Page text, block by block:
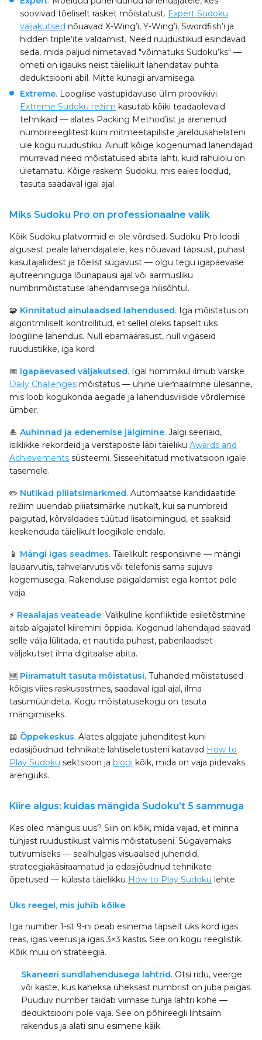
soovivad tõeliselt rasket mõistatust. Expert Sudoku
väljakutsed nõuavad X-Wing’i, Y-Wing’i, Swordfish’i ja
hidden triple’ite valdamist. Need ruudustikud esindavad
seda, mida paljud nimetavad "võimatuks Sudoku’ks" —
ometi on igaüks neist täielikult lahendatav puhta
deduktsiooni abil. Mitte kunagi arvamisega.
Extreme. Loogilise vastupidavuse ülim proovikivi.
Extreme Sudoku režiim kasutab kõiki teadaolevaid
tehnikaid — alates Packing Method’ist ja arenenud
numbrireeglitest kuni mitmeetapiliste järeldusahelateni
üle kogu ruudustiku. Ainult kõige kogenumad lahendajad
murravad need mõistatused abita lahti, kuid rahulolu on
ületamatu. Kõige raskem Sudoku, mis eales loodud,
tasuta saadaval igal ajal.
Miks Sudoku Pro on professionaalne valik
Kõik Sudoku platvormid ei ole võrdsed. Sudoku Pro loodi
algusest peale lahendajatele, kes nõuavad täpsust, puhast
kasutajaliidest ja tõelist sügavust — olgu tegu igapäevase
ajutreeninguga lõunapausi ajal või äärmusliku
numbrimõistatuse lahendamisega hilisõhtul.
🧩 Kinnitatud ainulaadsed lahendused. Iga mõistatus on
algoritmiliselt kontrollitud, et sellel oleks täpselt üks
loogiline lahendus. Null ebamäärasust, null vigaseid
ruudustikke, iga kord.
📅 Igapäevased väljakutsed. Igal hommikul ilmub värske
Daily Challenges mõistatus — ühine ülemaailmne ülesanne,
mis loob kogukonda aegade ja lahendusviiside võrdlemise
ümber.
🎍 Auhinnad ja edenemise jälgimine. Jälgi seeriaid,
isiklikke rekordeid ja verstaposte läbi täieliku Awards and
Achievements süsteemi. Sisseehitatud motivatsioon igale
tasemele.
✏️ Nutikad pliiatsimärkmed. Automaatse kandidaatide
režiim uuendab pliiatsimärke nutikalt, kui sa numbreid
paigutad, kõrvaldades tüütud lisatoimingud, et saaksid
keskenduda täielikult loogikale endale.
📱 Mängi igas seadmes. Täielikult responsiivne — mängi
lauaarvutis, tahvelarvutis või telefonis sama sujuva
kogemusega. Rakenduse paigaldamist ega kontot pole
vaja.
⚡ Reaalajas veateade. Valikuline konfliktide esiletõstmine
aitab algajatel kiiremini õppida. Kogenud lahendajad saavad
selle välja lülitada, et nautida puhast, paberilaadset
väljakutset ilma digitaalse abita.
🆕 Piiramatult tasuta mõistatusi. Tuhanded mõistatused
kõigis viies raskusastmes, saadaval igal ajal, ilma
tasumüürideta. Kogu mõistatusekogu on tasuta
mängimiseks.
📖 Õppekeskus. Alates algajate juhenditest kuni
edasijõudnud tehnikate lahtiseletusteni katavad How to
Play Sudoku sektsioon ja blogi kõik, mida on vaja pidevaks
arenguks.
Kiire algus: kuidas mängida Sudoku’t 5 sammuga
Kas oled mängus uus? Siin on kõik, mida vajad, et minna
tühjast ruudustikust valmis mõistatuseni. Sügavamaks
tutvumiseks — sealhulgas visuaalsed juhendid,
strateegiakäsiraamatud ja edasijõudnud tehnikate
õpetused — külasta täielikku How to Play Sudoku lehte.
Üks reegel, mis juhib kõike
Iga number 1-st 9-ni peab esinema täpselt üks kord igas
reas, igas veerus ja igas 3×3 kastis. See on kogu reeglistik.
Kõik muu on strateegia.
Skaneeri sundlahendusega lahtrid. Otsi ridu, veerge
või kaste, kus kaheksa üheksast numbrist on juba paigas.
Puuduv number täidab viimase tühja lahtri kohe —
deduktsiooni pole vaja. See on põhireegli lihtsaim
rakendus ja alati sinu esimene käik.